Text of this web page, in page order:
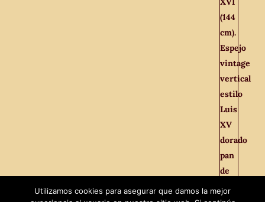
Utilizamos cookies para asegurar que damos la mejor